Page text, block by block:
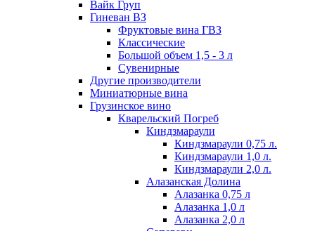
Вайк Груп
Гиневан ВЗ
Фруктовые вина ГВЗ
Классические
Большой объем 1,5 - 3 л
Сувенирные
Другие производители
Миниатюрные вина
Грузинское вино
Кварельский Погреб
Киндзмараули
Киндзмараули 0,75 л.
Киндзмараули 1,0 л.
Киндзмараули 2,0 л.
Алазанская Долина
Алазанка 0,75 л
Алазанка 1,0 л
Алазанка 2,0 л